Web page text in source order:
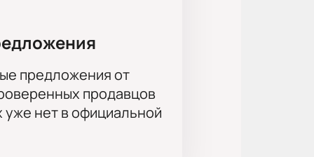
онлайн?
предложения от
продавцов
нет в официальной